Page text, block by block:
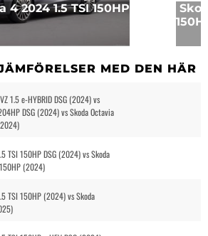
4 2024 1.5 TSI 150HP
MED DEN HÄR
1.5 e-HYBRID DSG (2024) vs
DSG (2024) vs Skoda Octavia
TSI 150HP DSG (2024) vs Skoda
(2024)
TSI 150HP (2024) vs Skoda